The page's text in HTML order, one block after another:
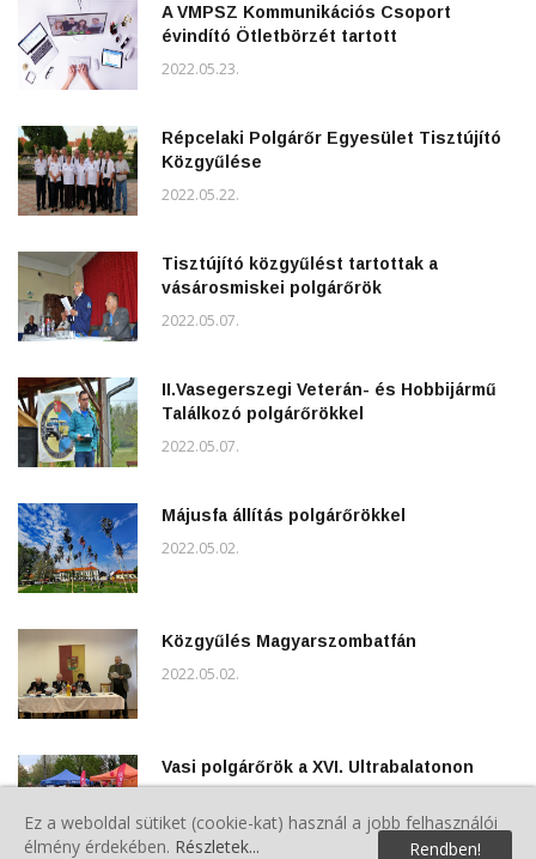
A VMPSZ Kommunikációs Csoport
évindító Ötletbörzét tartott
2022.05.23.
Répcelaki Polgárőr Egyesület Tisztújító
Közgyűlése
2022.05.22.
Tisztújító közgyűlést tartottak a
vásárosmiskei polgárőrök
2022.05.07.
II.Vasegerszegi Veterán- és Hobbijármű
Találkozó polgárőrökkel
2022.05.07.
Májusfa állítás polgárőrökkel
2022.05.02.
Közgyűlés Magyarszombatfán
2022.05.02.
Vasi polgárőrök a XVI. Ultrabalatonon
Ez a weboldal sütiket (cookie-kat) használ a jobb felhasználói
élmény érdekében. Részletek... Rendben!